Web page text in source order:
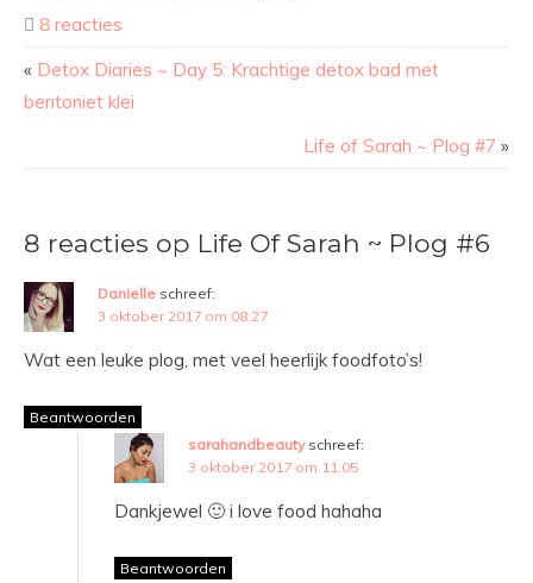
8 reacties
« Detox Diaries ~ Day 5: Krachtige detox bad met
bentoniet klei
Life of Sarah ~ Plog #7 »
8 reacties op Life Of Sarah ~ Plog #6
Danielle schreef:
3 oktober 2017 om 08:27
Wat een leuke plog, met veel heerlijk foodfoto’s!
Beantwoorden
sarahandbeauty schreef:
3 oktober 2017 om 11:05
Dankjewel 🙂 i love food hahaha
Beantwoorden